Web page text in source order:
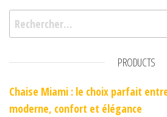
Rechercher :
PRODUCTS
Chaise Miami : le choix parfait
moderne, confort et élégance